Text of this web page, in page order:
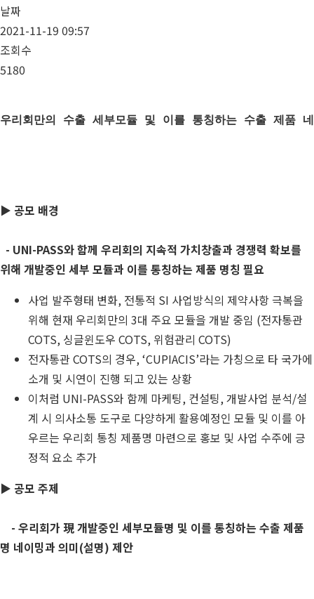
날짜
2021-11-19 09:57
조회수
5180
우리회만의 수출 세부모듈 및 이를 통칭하는 수출 제품
▶ 공모 배경
- UNI-PASS와 함께 우리회의 지속적 가치창출과 경쟁력 확보를
위해 개발중인 세부 모듈과 이를 통칭하는 제품 명칭 필요
사업 발주형태 변화, 전통적 SI 사업방식의 제약사항 극복을
위해 현재 우리회만의 3대 주요 모듈을 개발 중임 (전자통관
COTS, 싱글윈도우 COTS, 위험관리 COTS)
전자통관 COTS의 경우, ‘CUPIACIS’라는 가칭으로 타 국가에
소개 및 시연이 진행 되고 있는 상황
이처럼 UNI-PASS와 함께 마케팅, 컨설팅, 개발사업 분석/설
계 시 의사소통 도구로 다양하게 활용예정인 모듈 및 이를 아
우르는 우리회 통칭 제품명 마련으로 홍보 및 사업 수주에 긍
정적 요소 추가
▶ 공모 주제
- 우리회가 現 개발중인 세부모듈명 및 이를 통칭하는 수출 제품
명 네이밍과 의미(설명) 제안